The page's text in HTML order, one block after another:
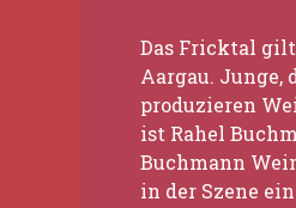
Das Fricktal
Aargau.
produzieren
ist Rahel
Buchmann
in der Szene